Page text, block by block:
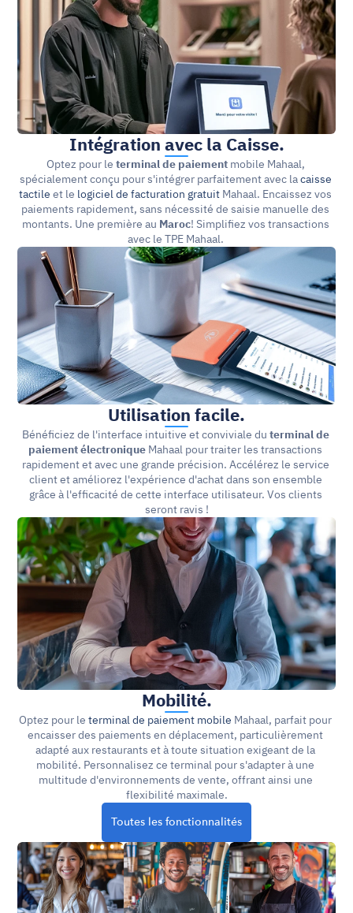
Intégration avec la Caisse.
Optez pour le terminal de paiement mobile Mahaal,
spécialement conçu pour s'intégrer parfaitement avec la caisse
tactile et le logiciel de facturation gratuit Mahaal. Encaissez vos
paiements rapidement, sans nécessité de saisie manuelle des
montants. Une première au Maroc! Simplifiez vos transactions
avec le TPE Mahaal.
Utilisation facile.
Bénéficiez de l'interface intuitive et conviviale du terminal de
paiement électronique Mahaal pour traiter les transactions
rapidement et avec une grande précision. Accélérez le service
client et améliorez l'expérience d'achat dans son ensemble
grâce à l'efficacité de cette interface utilisateur. Vos clients
seront ravis !
Mobilité.
Optez pour le terminal de paiement mobile Mahaal, parfait pour
encaisser des paiements en déplacement, particulièrement
adapté aux restaurants et à toute situation exigeant de la
mobilité. Personnalisez ce terminal pour s'adapter à une
multitude d'environnements de vente, offrant ainsi une
flexibilité maximale.
Toutes les fonctionnalités